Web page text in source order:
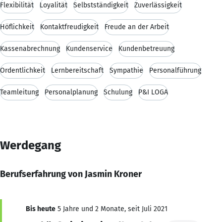
Flexibilität Loyalität Selbstständigkeit Zuverlässigkeit
Höflichkeit Kontaktfreudigkeit Freude an der Arbeit
Kassenabrechnung Kundenservice Kundenbetreuung
Ordentlichkeit Lernbereitschaft Sympathie Personalführung
Teamleitung Personalplanung Schulung P&I LOGA
Werdegang
Berufserfahrung von Jasmin Kroner
Bis heute 5 Jahre und 2 Monate, seit Juli 2021